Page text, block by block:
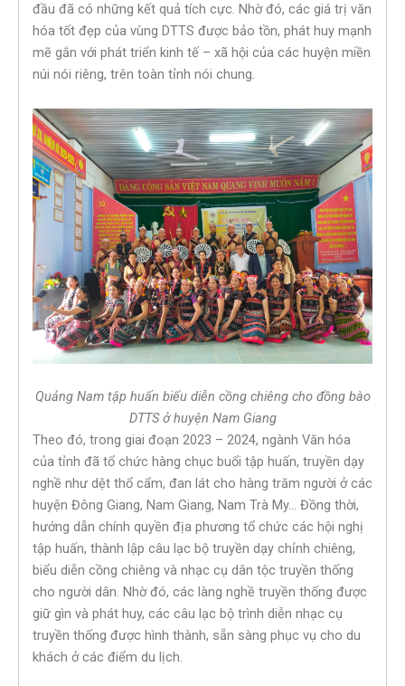
đầu đã có những kết quả tích cực. Nhờ đó, các giá trị văn
hóa tốt đẹp của vùng DTTS được bảo tồn, phát huy mạnh
mẽ gắn với phát triển kinh tế – xã hội của các huyện miền
núi nói riêng, trên toàn tỉnh nói chung.
Quảng Nam tập huấn biểu diễn cồng chiêng cho đồng bào
DTTS ở huyện Nam Giang
Theo đó, trong giai đoạn 2023 – 2024, ngành Văn hóa
của tỉnh đã tổ chức hàng chục buổi tập huấn, truyền dạy
nghề như dệt thổ cẩm, đan lát cho hàng trăm người ở các
huyện Đông Giang, Nam Giang, Nam Trà My… Đồng thời,
hướng dẫn chính quyền địa phương tổ chức các hội nghị
tập huấn, thành lập câu lạc bộ truyền dạy chỉnh chiêng,
biểu diễn cồng chiêng và nhạc cụ dân tộc truyền thống
cho người dân. Nhờ đó, các làng nghề truyền thống được
giữ gìn và phát huy, các câu lạc bộ trình diễn nhạc cụ
truyền thống được hình thành, sẵn sàng phục vụ cho du
khách ở các điểm du lịch.